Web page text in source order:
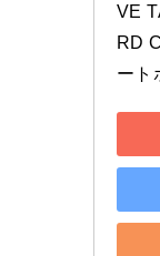
VE
RD
ート